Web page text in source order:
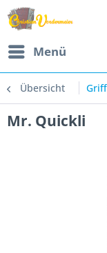
Menü
Übersicht
Mr. Quickli